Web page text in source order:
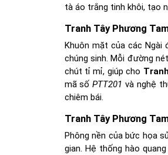
tà áo trắng tinh khôi, tạo
Tranh Tây Phương
Khuôn mặt của các
chúng sinh. Mỗi đường
chút tỉ mỉ, giúp cho
mã sốPTT201 và nghệ
chiêm bái.
Tranh Tây Phương
Phông nền của bức họa
gian. Hệ thống hào